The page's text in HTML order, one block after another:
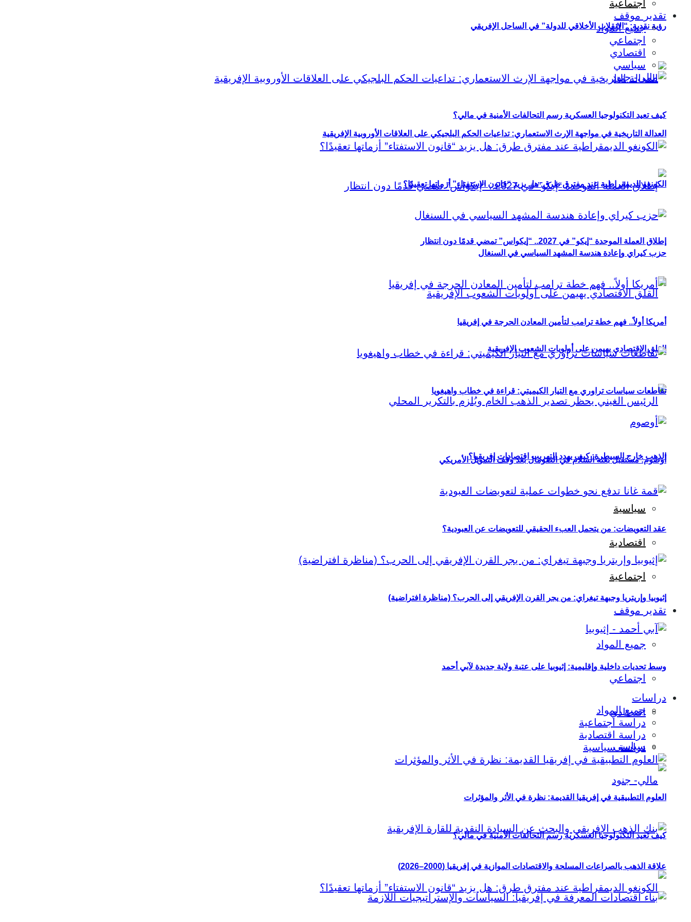
رؤية نقدية: “الانقلاب الأخلاقي للدولة” في الساحل الإفريقي
العدالة التاريخية في مواجهة الإرث الاستعماري: تداعيات الحكم البلجيكي على العلاقات الأوروبية الإفريقية
إطلاق العملة الموحدة “إيكو” في 2027.. “إيكواس” تمضي قدمًا دون انتظار
القلق الاقتصادي يهيمن على أولويات الشعوب الإفريقية
الذهب خارج السيطرة: كيف يهدد التهريب اقتصادات إفريقيا؟
سياسية
اقتصادية
اجتماعية
تقدير موقف
جميع المواد
اجتماعي
اقتصادي
سياسي
كيف تعيد التكنولوجيا العسكرية رسم التحالفات الأمنية في مالي؟
اجتماعية
تقدير موقف
جميع المواد
اجتماعي
اقتصادي
سياسي
كيف تعيد التكنولوجيا العسكرية رسم التحالفات الأمنية في مالي؟
الكونغو الديمقراطية عند مفترق طرق: هل يزيد “قانون الاستفتاء” أزماتها تعقيدًا؟
حزب كيراي وإعادة هندسة المشهد السياسي في السنغال
أمريكا أولاً.. فهم خطة ترامب لتأمين المعادن الحرجة في إفريقيا
تقاطعات سياسات تراوري مع التيار الكيميتي: قراءة في خطاب واهيغويا
أوصوم: مستقبل بعثة السلام في الصومال بعد وقف التمويل الأمريكي
عقد التعويضات: من يتحمل العبء الحقيقي للتعويضات عن العبودية؟
إثيوبيا وإريتريا وجبهة تيغراي: من يجر القرن الإفريقي إلى الحرب؟ (مناظرة افتراضية)
وسط تحديات داخلية وإقليمية: إثيوبيا على عتبة ولاية جديدة لآبي أحمد
دراسات
جميع المواد
دراسة اجتماعية
دراسة اقتصادية
دراسة سياسية
العلوم التطبيقية في إفريقيا القديمة: نظرة في الأثر والمؤثرات
علاقة الذهب بالصراعات المسلحة والاقتصادات الموازية في إفريقيا (2000–2026)